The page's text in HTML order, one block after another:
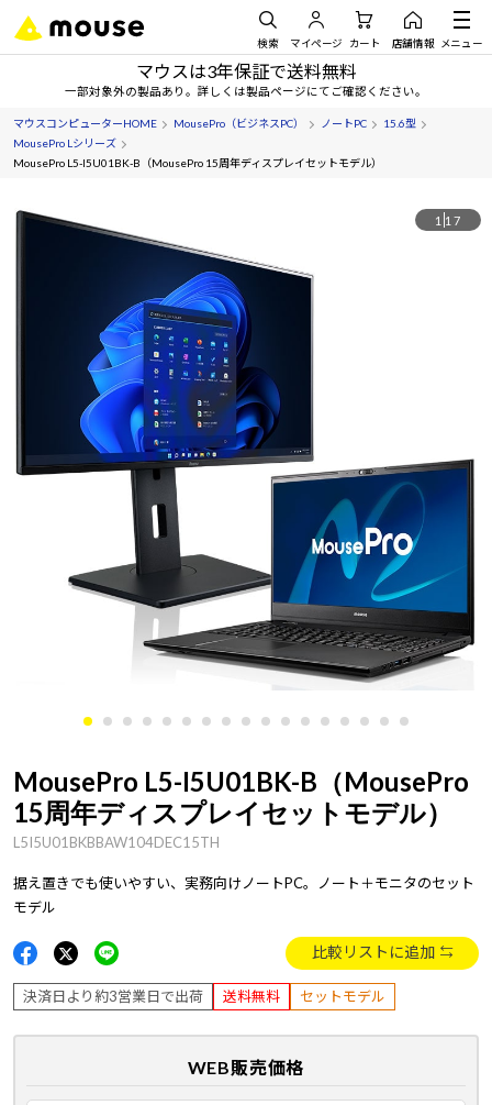
検索 マイページ カート 店舗情報 メニュー
マウスは3年保証で送料無料
一部対象外の製品あり。詳しくは製品ページにてご確認ください。
マウスコンピューターHOME MousePro（ビジネスPC） ノートPC
15.6型
MousePro Lシリーズ
MousePro L5-I5U01BK-B（MousePro 15周年ディスプレイセットモデル）
1 17
MousePro L5-I5U01BK-B（MousePro
15周年ディスプレイセットモデル）
L5I5U01BKBBAW104DEC15TH
据え置きでも使いやすい、実務向けノートPC。ノート＋モニタのセット
モデル
比較リストに追加
決済日より約3営業日で出荷 送料無料 セットモデル
WEB販売価格